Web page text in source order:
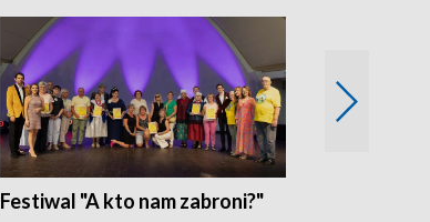
Festiwal "A kto nam zabroni?"